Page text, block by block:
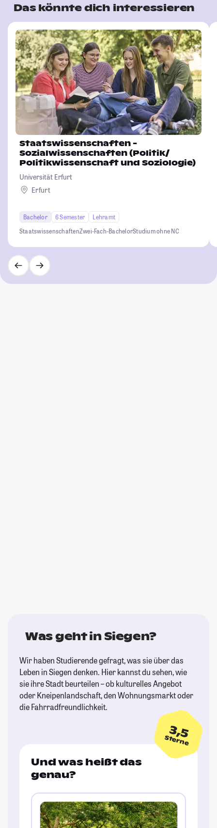
Das könnte dich interessieren
Staatswissenschaften -
Sozialwissenschaften (Politik/
Politikwissenschaft und Soziologie)
Universität Erfurt
Erfurt
Bachelor 6 Semester
Lehramt
StaatswissenschaftenZwei-Fach-BachelorStudium ohne NC
Was geht in Siegen?
Wir haben Studierende gefragt, was sie über das
Leben in Siegen denken. Hier kannst du sehen, wie
sie ihre Stadt beurteilen – ob kulturelles Angebot
oder Kneipenlandschaft, den Wohnungsmarkt oder
die Fahrradfreundlichkeit.
3,5
Sterne
Und was heißt das
genau?